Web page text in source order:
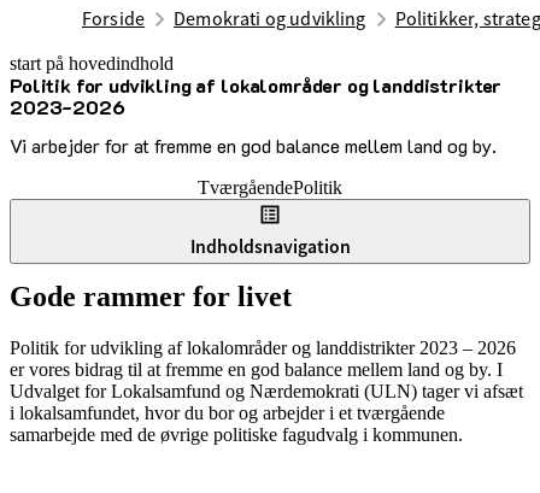
Forside Demokrati og udvikling Politikker,
start på hovedindhold
Politik for udvikling af lokalområder og landdistrikter
2023-2026
Vi arbejder for at fremme en god balance mellem land og by.
senest opdateret 31. juli 2025
TværgåendePolitik
Indholdsnavigation
Gode rammer for livet
Politik for udvikling af lokalområder og landdistrikter 2023 – 2026
er vores bidrag til at fremme en god balance mellem land og by. I
Udvalget for Lokalsamfund og Nærdemokrati (ULN) tager vi afsæt
i lokalsamfundet, hvor du bor og arbejder i et tværgående
samarbejde med de øvrige politiske fagudvalg i kommunen.